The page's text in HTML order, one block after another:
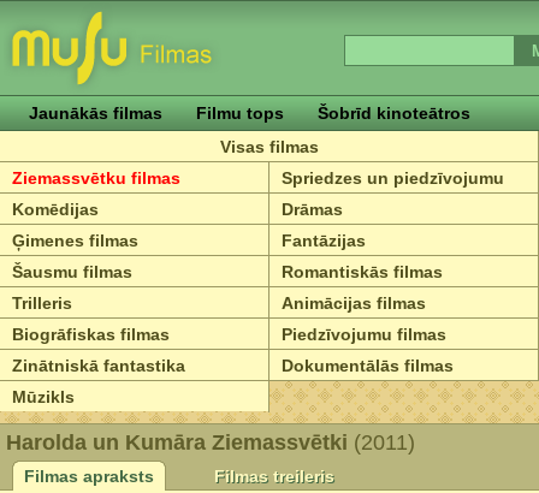
Jaunākās filmas Filmu tops
Šobrīd kinoteātros
Visas filmas
Ziemassvētku filmas
Spriedzes un piedzīvojumu
Komēdijas
Drāmas
Ģimenes filmas
Fantāzijas
Šausmu filmas
Romantiskās filmas
Trilleris
Animācijas filmas
Biogrāfiskas filmas
Piedzīvojumu filmas
Zinātniskā fantastika
Dokumentālās filmas
Mūzikls
Harolda un Kumāra Ziemassvētki (2011)
Filmas apraksts
Filmas treileris